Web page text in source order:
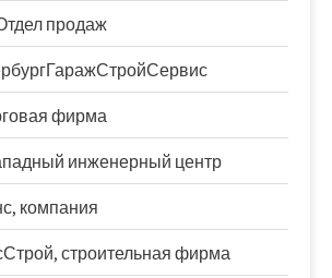
продаж
фирма
инженерный центр
компания
строительная фирма